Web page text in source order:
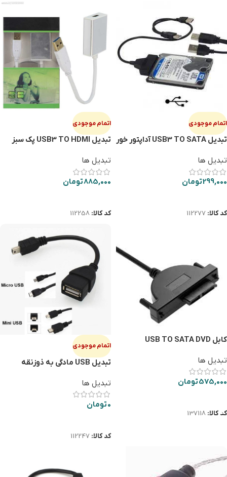
اتمام موجودی
تبديل USB3 TO SATA آداپتور خور
تبدیل ها
299,000تومان
کد کالا: 112277
اتمام موجودی
تبدیل USB3 TO HDMI پک سبز
تبدیل ها
885,000تومان
کد کالا: 112258
کابل USB TO SATA DVD
تبدیل ها
575,000تومان
کد کالا: 137118
اتمام موجودی
تبدیل USB مادگی به ذوزنقه
تبدیل ها
0تومان
کد کالا: 112247